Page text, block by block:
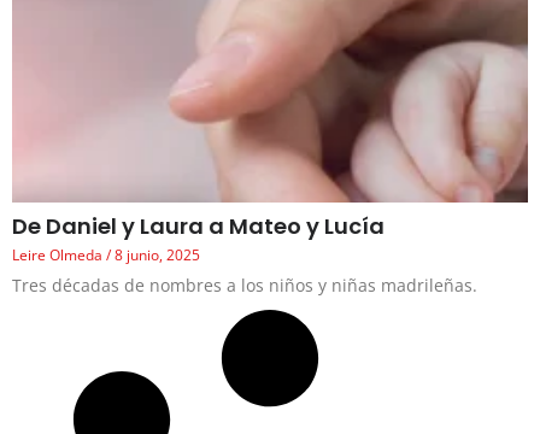
De Daniel y Laura a Mateo y Lucía
Leire Olmeda 8 junio, 2025
Tres décadas de nombres a los niños y niñas madrileñas.